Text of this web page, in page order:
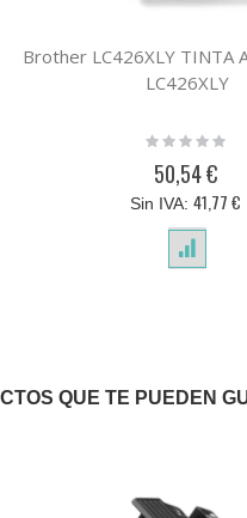
Brother LC426XLY TINTA
LC426XLY
Rating:
50,54 €
41,77 €
QUE TE PUEDEN